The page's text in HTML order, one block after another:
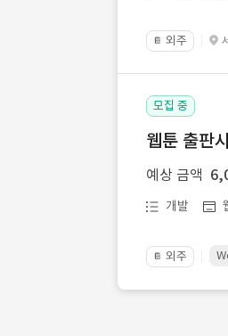
📔 외주
모집 중
웹툰 출판
예상 금액
개발
📔 외주